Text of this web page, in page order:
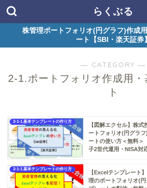
らくぶる
株管理ポートフォリオ(円グラフ)作成
ート【SBI・楽天証券】
― CATEGORY ―
2-1.ポートフォリオ作成用
ト
2-1-1.基本テンプレートの作り方
【図解エクセル】株
ートフォリオ(円グラ
ートの使い方＜無料＞
子2世代運用・NISA対
2-1-1.基本テンプレートの作り方
【Excelテンプレート
理のポートフォリオ(